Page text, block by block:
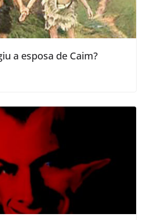
a esposa de Caim?